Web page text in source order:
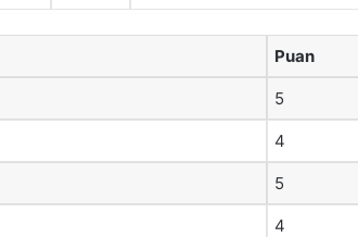
Puan
5
4
5
4